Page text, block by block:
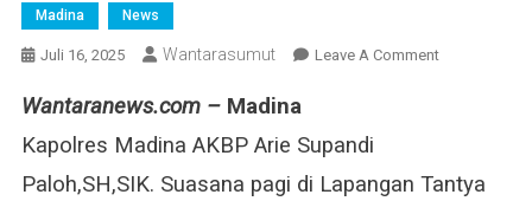
Madina News
Juli 16, 2025 Wantarasumut Leave A CommentOn
PatuhToba
Wantaranews.com – Madina
Kapolres Madina AKBP Arie Supandi
Paloh,SH,SIK. Suasana pagi di Lapangan Tantya